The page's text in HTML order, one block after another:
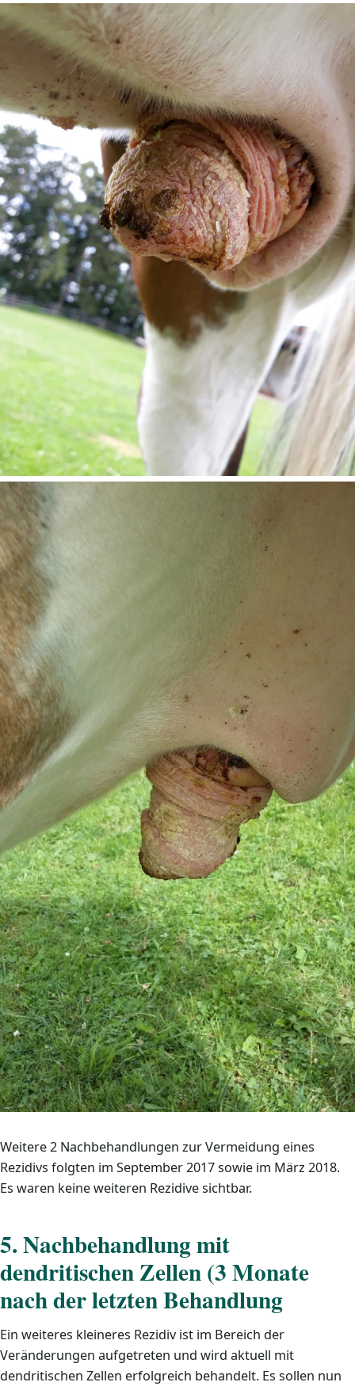
Weitere 2 Nachbehandlungen zur Vermeidung eines
Rezidivs folgten im September 2017 sowie im März 2018.
Es waren keine weiteren Rezidive sichtbar.
5. Nachbehandlung mit
dendritischen Zellen (3 Monate
nach der letzten Behandlung
Ein weiteres kleineres Rezidiv ist im Bereich der
Veränderungen aufgetreten und wird aktuell mit
dendritischen Zellen erfolgreich behandelt. Es sollen nun